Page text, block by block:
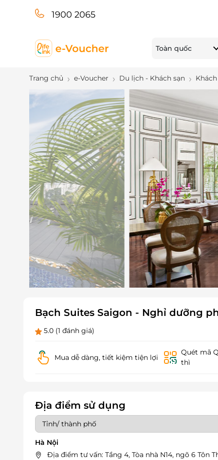
1900 2065
Toàn quốc
Trang chủ e-Voucher Du lịch - Khách sạn
Bạch Suites Saigon - Nghỉ dưỡng
5.0 (1 đánh giá)
Mua dễ dàng, tiết kiệm tiện lợi
Quét mã
thì
Địa điểm sử dụng
Hà Nội
Địa điểm tư vấn: Tầng 4, Tòa nhà N14, ngõ 6 Tôn